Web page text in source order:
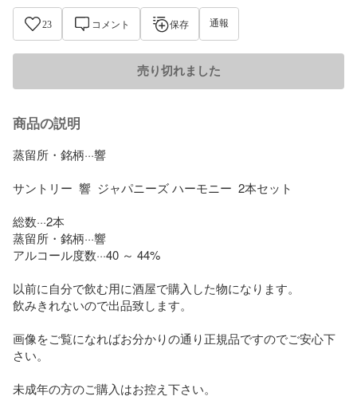
23 コメント 保存 通報
売り切れました
商品の説明
蒸留所・銘柄···響
サントリー  響  ジャパニーズ ハーモニー  2本セット
総数···2本
蒸留所・銘柄···響
アルコール度数···40 ～ 44%
以前に自分で飲む用に酒屋で購入した物になります。
飲みきれないので出品致します。
画像をご覧になればお分かりの通り正規品ですのでご安心下
さい。
未成年の方のご購入はお控え下さい。